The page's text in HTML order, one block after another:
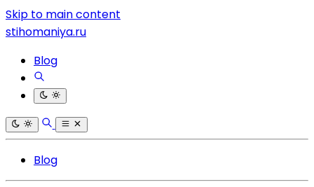
Skip to main content
stihomaniya.ru
Blog
Blog